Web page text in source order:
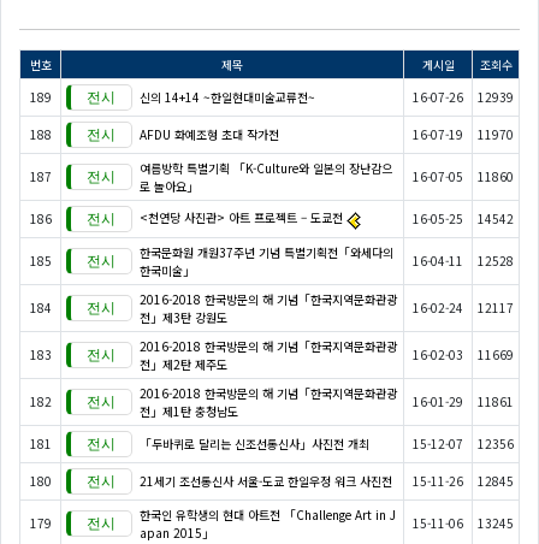
번호 제목 게시일
조회수
189
신의 14+14 ~한일현대미술교류전~ 16-07-26 12939
188 AFDU 화예조형 초대 작가전 16-07-19 11970
187
여름방학 특별기획 「K-Culture와 일본의 장난감으
로 놀아요」
16-07-05 11860
186 <천연당 사진관> 아트 프로젝트 – 도쿄전 16-05-25 14542
185
한국문화원 개원37주년 기념 특별기획전「와세다의
한국미술」
16-04-11 12528
184
2016-2018 한국방문의 해 기념「한국지역문화관광
전」제3탄 강원도
16-02-24 12117
183
2016-2018 한국방문의 해 기념「한국지역문화관광
전」제2탄 제주도
16-02-03 11669
182
2016-2018 한국방문의 해 기념「한국지역문화관광
전」제1탄 충청남도
16-01-29 11861
181 「두바퀴로 달리는 신조선통신사」사진전 개최 15-12-07 12356
180 21세기 조선통신사 서울-도쿄 한일우정 워크 사진전 15-11-26 12845
179
한국인 유학생의 현대 아트전 「Challenge Art in J
apan 2015」
15-11-06 13245